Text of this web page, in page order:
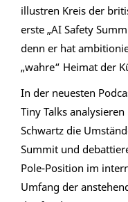
illustren Kreis der
erste „AI Safety
denn er hat
„wahre“ Heimat der
In der neuesten
Tiny Talks
Schwartz die
Summit und
Pole-Position im
Umfang der